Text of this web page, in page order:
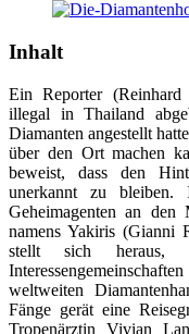
Inhalt
Ein Reporter
illegal in Thailand
Diamanten angestellt
über den Ort machen
beweist, dass den
unerkannt zu
Geheimagenten an
namens Yakiris (Gianni
stellt sich
weltweiten
Fänge gerät eine
Tropenärztin Vivian